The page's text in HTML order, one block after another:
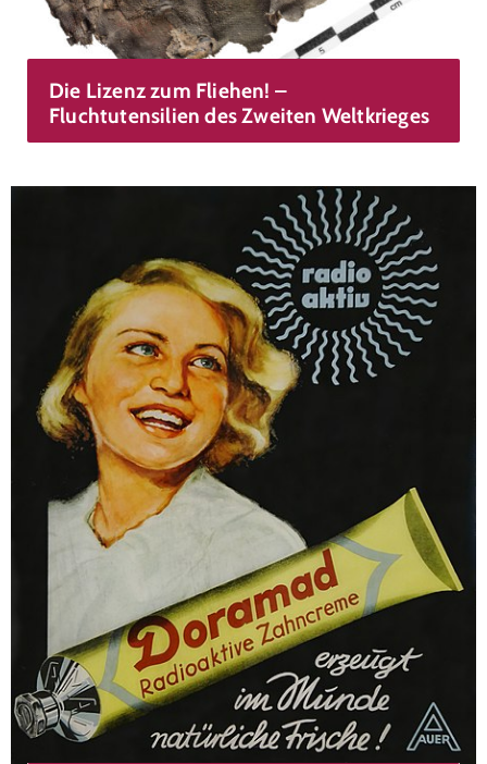
Die Lizenz zum Fliehen! –
Fluchtutensilien des Zweiten Weltkrieges